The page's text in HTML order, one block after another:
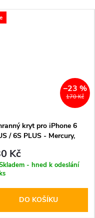
170 Kč
–23 %
kryt pro iPhone 6
/ 6S PLUS - Mercury,
Kč
- hned k odeslání
DO KOŠÍKU